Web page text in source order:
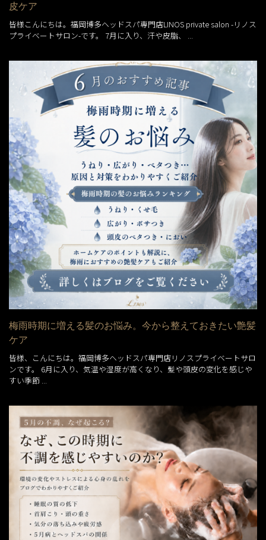
皮ケア
皆様こんにちは。福岡博多ヘッドスパ専門店LINOS private salon -リノス
プライベートサロン-です。 7月に入り、汗や皮脂、 ...
梅雨時期に増える髪のお悩み。今から整えておきたい艶髪
ケア
皆様、こんにちは。福岡博多ヘッドスパ専門店リノスプライベートサロ
ンです。 6月に入り、気温や湿度が高くなり、髪や頭皮の変化を感じや
すい季節 ...